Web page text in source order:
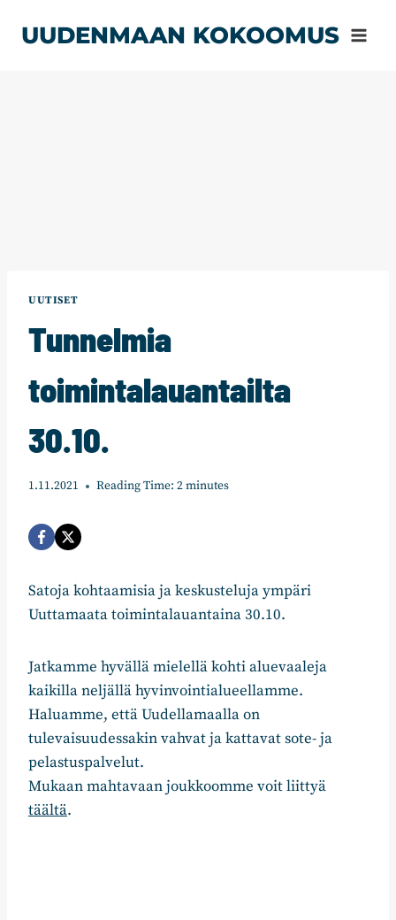
sisältöön
UUDENMAAN KOKOOMUS
UUTISET
Tunnelmia
toimintalauantailta
30.10.
1.11.2021 Reading Time: 2minutes
Satoja kohtaamisia ja keskusteluja ympäri
Uuttamaata toimintalauantaina 30.10.
Jatkamme hyvällä mielellä kohti aluevaaleja
kaikilla neljällä hyvinvointialueellamme.
Haluamme, että Uudellamaalla on
tulevaisuudessakin vahvat ja kattavat sote- ja
pelastuspalvelut.
Mukaan mahtavaan joukkoomme voit liittyä
täältä.